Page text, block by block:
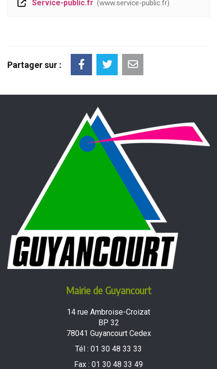
Service-public.fr www.service-public.fr
Partager sur :
Mairie de Guyancourt
14 rue Ambroise-Croizat
BP 32
78041 Guyancourt Cedex
Tél : 01 30 48 33 33
Fax : 01 30 48 33 49